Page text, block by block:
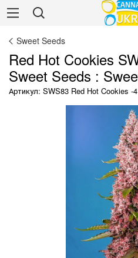
Sweet Seeds
Red Hot Cookies
Sweet Seeds :
Артикул: SWS83 Red Hot Cookies -4